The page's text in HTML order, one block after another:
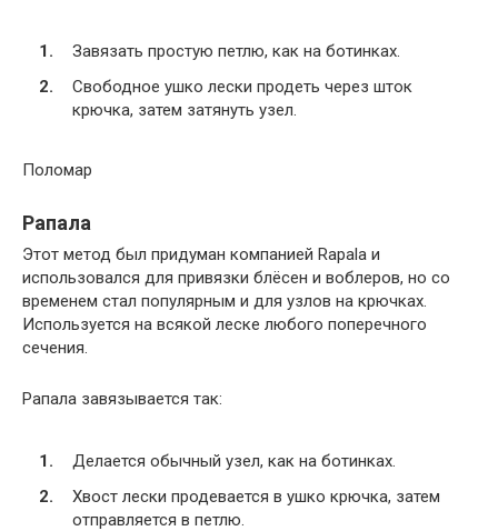
Завязать простую петлю, как на ботинках.
Свободное ушко лески продеть через шток
крючка, затем затянуть узел.
Поломар
Рапала
Этот метод был придуман компанией Rapala и
использовался для привязки блёсен и воблеров, но со
временем стал популярным и для узлов на крючках.
Используется на всякой леске любого поперечного
сечения.
Рапала завязывается так:
Делается обычный узел, как на ботинках.
Хвост лески продевается в ушко крючка, затем
отправляется в петлю.